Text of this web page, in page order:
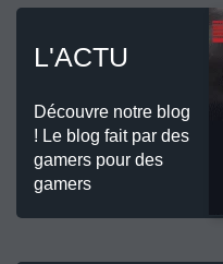
L'ACTU
Découvre notre blog
! Le blog fait par des
gamers pour des
gamers